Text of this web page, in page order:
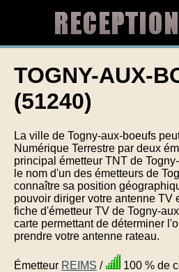
TOGNY-AUX-
(51240)
La ville de Togny-aux-boeufs
Numérique Terrestre par deux
principal émetteur TNT de
le nom d'un des émetteurs de
connaître sa position
pouvoir diriger votre antenne TV
fiche d'émetteur TV de Togny-
carte permettant de déterminer
prendre votre antenne rateau.
Émetteur REIMS / 100 % de